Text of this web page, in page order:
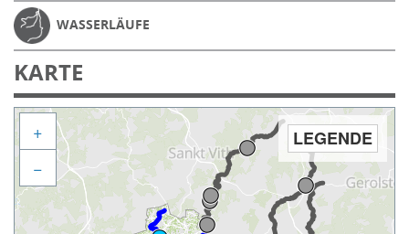
WASSERLÄUFE
KARTE
LEGENDE
+
−